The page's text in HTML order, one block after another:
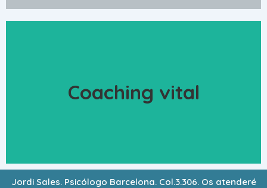
Coaching vital
profesional
Jordi Sales. Psicólogo Barcelona. Col.3.306. Os atenderé